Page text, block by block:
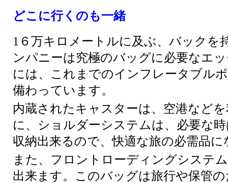
どこに行くのも一緒
1６万キロメートルに及ぶ、バックを
ンパニーは究極のバッグに必要なエ
には、これまでのインフレータブル
備わっています。
内蔵されたキャスターは、空港など
に、ショルダーシステムは、必要な
収納出来るので、快適な旅の必需品
また、フロントローディングシステ
出来ます。このバッグは旅行や保管